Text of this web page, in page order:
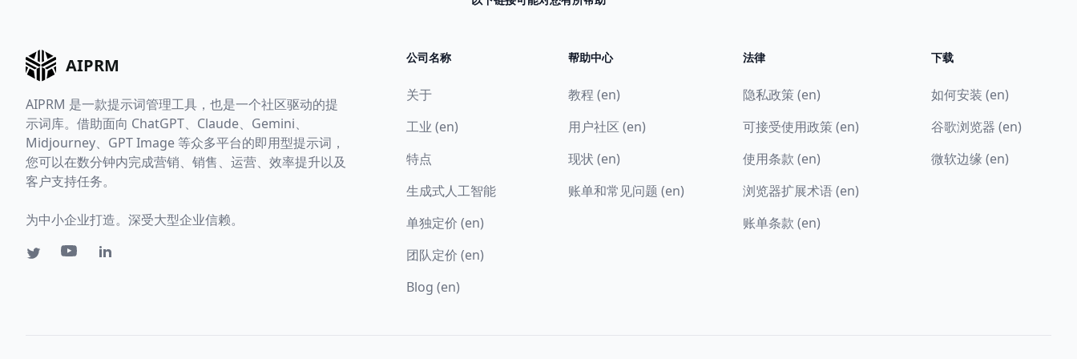
AIPRM
AIPRM 是一款提示词管理工具，也是一个社区驱动的提
示词库。借助面向 ChatGPT、Claude、Gemini、
Midjourney、GPT Image 等众多平台的即用型提示词，
您可以在数分钟内完成营销、销售、运营、效率提升以及
客户支持任务。
为中小企业打造。深受大型企业信赖。
公司名称
关于
工业 (en)
特点
生成式人工智能
单独定价 (en)
团队定价 (en)
Blog (en)
帮助中心
教程 (en)
用户社区 (en)
现状 (en)
账单和常见问题 (en)
法律
隐私政策 (en)
可接受使用政策 (en)
使用条款 (en)
浏览器扩展术语 (en)
账单条款 (en)
下载
如何安装 (en)
谷歌浏览器 (en)
微软边缘 (en)